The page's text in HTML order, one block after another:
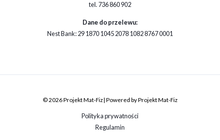
tel. 736 860 902
Dane do przelewu:
Nest Bank: 29 1870 1045 2078 1082 8767 0001
© 2026 Projekt Mat-Fiz | Powered by Projekt Mat-Fiz
Polityka prywatności
Regulamin